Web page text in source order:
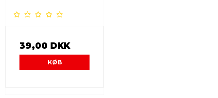
39,00 DKK
KØB